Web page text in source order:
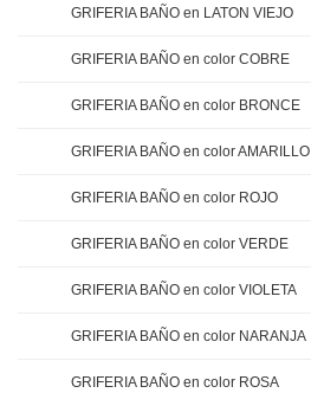
GRIFERIA BAÑO en LATON VIEJO
GRIFERIA BAÑO en color COBRE
GRIFERIA BAÑO en color BRONCE
GRIFERIA BAÑO en color AMARILLO
GRIFERIA BAÑO en color ROJO
GRIFERIA BAÑO en color VERDE
GRIFERIA BAÑO en color VIOLETA
GRIFERIA BAÑO en color NARANJA
GRIFERIA BAÑO en color ROSA